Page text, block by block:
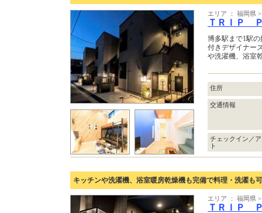
エリア ： 福岡県
ＴＲＩＰ
博多駅まで1駅
付きデザイナー
や洗濯機、浴室
住所
交通情報
チェックイン／
ト
キッチンや洗濯機、浴室暖房乾燥機も完備で料理・洗濯も
エリア ： 福岡県
ＴＲＩＰ